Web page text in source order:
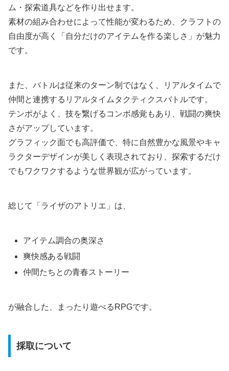
ム・探索道具などを作り出せます。
素材の組み合わせによって性能が変わるため、クラフトの
自由度が高く「自分だけのアイテムを作る楽しさ」が魅力
です。
また、バトルは従来のターン制ではなく、リアルタイムで
仲間と連携するリアルタイムタクティクスバトルです。
テンポがよく、技を繋げるコンボ感覚もあり、戦闘の爽快
さがアップしています。
グラフィック面でも高評価で、特に自然豊かな風景やキャ
ラクターデザインが美しく表現されており、探索するだけ
でもワクワクするような世界観が広がっています。
総じて「ライザのアトリエ」は、
アイテム調合の奥深さ
爽快感ある戦闘
仲間たちとの青春ストーリー
が融合した、まったり遊べるRPGです。
採取について